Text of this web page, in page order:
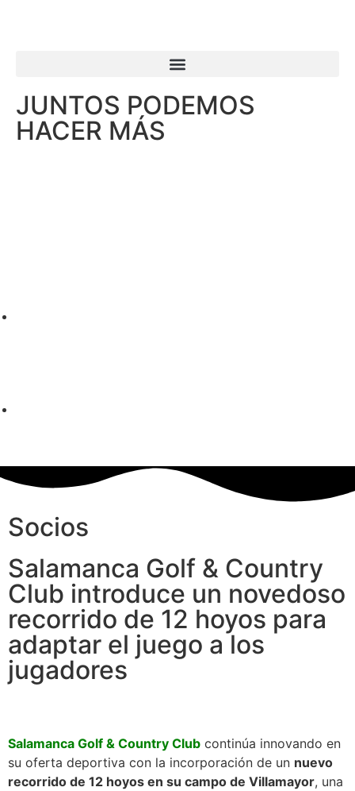
JUNTOS PODEMOS
HACER MÁS
Socios
Salamanca Golf & Country
Club introduce un novedoso
recorrido de 12 hoyos para
adaptar el juego a los
jugadores
Salamanca Golf & Country Club continúa innovando en
su oferta deportiva con la incorporación de un nuevo
recorrido de 12 hoyos en su campo de Villamayor, una